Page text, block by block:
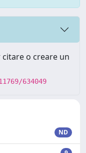
o creare un
634049
ND